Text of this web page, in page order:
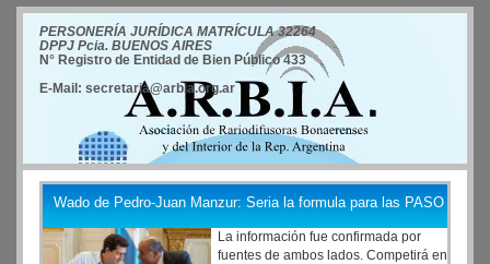
PERSONERÍA JURÍDICA MATRÍCULA 32264
DPPJ Pcia. BUENOS AIRES
N° Registro de Entidad de Bien Público 433
E-Mail: secretaria@arbia.org.ar
Wado de Pedro-Juan Manzur: Seria la formula para las PASO
La información fue confirmada por
fuentes de ambos lados. Competirá en